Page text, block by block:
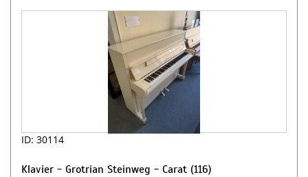
ID: 30114
Klavier - Grotrian Steinweg - Carat (116)